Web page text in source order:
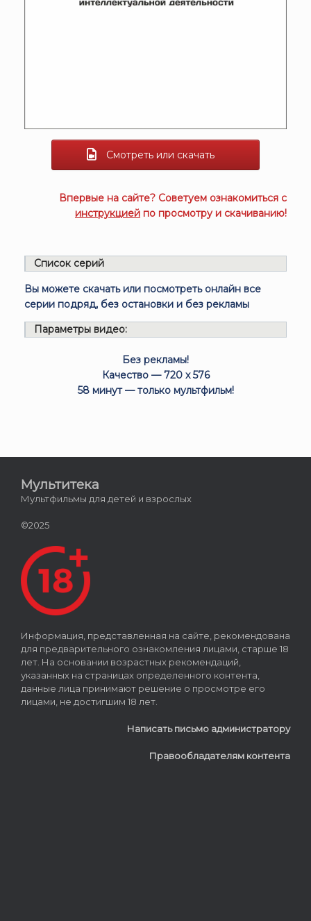
Смотреть или скачать
Впервые на сайте? Советуем ознакомиться с
инструкцией по просмотру и скачиванию!
Список серий
Вы можете скачать или посмотреть онлайн все
серии подряд, без остановки и без рекламы
Параметры видео:
Без рекламы!
Качество — 720 x 576
58 минут — только мультфильм!
Мультитека
Мультфильмы для детей и взрослых
©2025
Информация, представленная на сайте, рекомендована
для предварительного ознакомления лицами, старше 18
лет. На основании возрастных рекомендаций,
указанных на страницах определенного контента,
данные лица принимают решение о просмотре его
лицами, не достигшим 18 лет.
Написать письмо администратору
Правообладателям контента